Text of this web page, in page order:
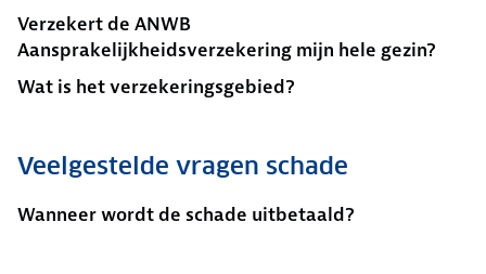
Verzekert de ANWB
Aansprakelijkheidsverzekering mijn hele gezin?
Wat is het verzekeringsgebied?
Veelgestelde vragen schade
Wanneer wordt de schade uitbetaald?